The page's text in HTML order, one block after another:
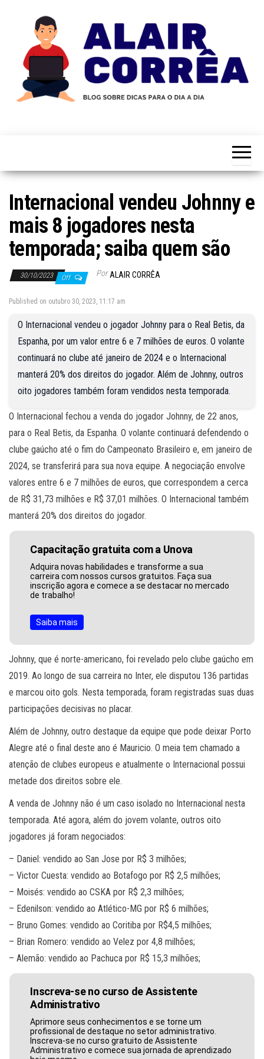
content
Corrêa
Educação e
Internacional vendeu Johnny e
mais 8 jogadores nesta
temporada; saiba quem são
30/10/2023 Off Por ALAIR CORRÊA
Published on outubro 30, 2023, 11:17 am
O Internacional vendeu o jogador Johnny para o Real Betis, da
Espanha, por um valor entre 6 e 7 milhões de euros. O volante
continuará no clube até janeiro de 2024 e o Internacional
manterá 20% dos direitos do jogador. Além de Johnny, outros
oito jogadores também foram vendidos nesta temporada.
O Internacional fechou a venda do jogador Johnny, de 22 anos,
para o Real Betis, da Espanha. O volante continuará defendendo o
clube gaúcho até o fim do Campeonato Brasileiro e, em janeiro de
2024, se transferirá para sua nova equipe. A negociação envolve
valores entre 6 e 7 milhões de euros, que correspondem a cerca
de R$ 31,73 milhões e R$ 37,01 milhões. O Internacional também
manterá 20% dos direitos do jogador.
Capacitação gratuita com a Unova
Adquira novas habilidades e transforme a sua
carreira com nossos cursos gratuitos. Faça sua
inscrição agora e comece a se destacar no mercado
de trabalho!
Saiba mais
Johnny, que é norte-americano, foi revelado pelo clube gaúcho em
2019. Ao longo de sua carreira no Inter, ele disputou 136 partidas
e marcou oito gols. Nesta temporada, foram registradas suas duas
participações decisivas no placar.
Além de Johnny, outro destaque da equipe que pode deixar Porto
Alegre até o final deste ano é Mauricio. O meia tem chamado a
atenção de clubes europeus e atualmente o Internacional possui
metade dos direitos sobre ele.
A venda de Johnny não é um caso isolado no Internacional nesta
temporada. Até agora, além do jovem volante, outros oito
jogadores já foram negociados:
– Daniel: vendido ao San Jose por R$ 3 milhões;
– Victor Cuesta: vendido ao Botafogo por R$ 2,5 milhões;
– Moisés: vendido ao CSKA por R$ 2,3 milhões;
– Edenilson: vendido ao Atlético-MG por R$ 6 milhões;
– Bruno Gomes: vendido ao Coritiba por R$4,5 milhões;
– Brian Romero: vendido ao Velez por 4,8 milhões;
– Alemão: vendido ao Pachuca por R$ 15,3 milhões;
Inscreva-se no curso de Assistente
Administrativo
Aprimore seus conhecimentos e se torne um
profissional de destaque no setor administrativo.
Inscreva-se no curso gratuito de Assistente
Administrativo e comece sua jornada de aprendizado